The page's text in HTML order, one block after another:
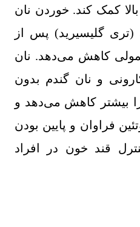
کمک کند. خوردن نان
گلیسیرید) پس از
کاهش می‌دهد. نان
و نان گندم بدون
بیشتر کاهش می‌دهد و
فراوان و پایین بودن
قند خون در افراد